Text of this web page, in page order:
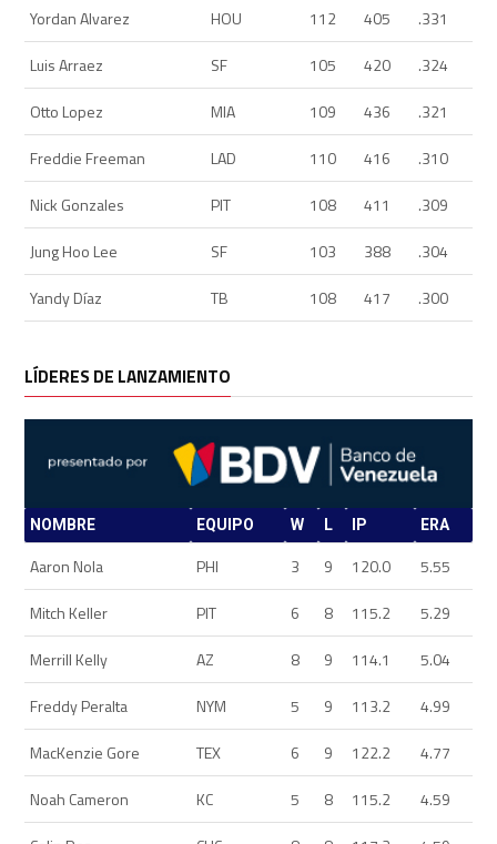
Yordan Alvarez HOU 112 405
.331
Luis Arraez
SF 105 420
.324
Otto Lopez
MIA 109 436
.321
Freddie Freeman
LAD 110 416
.310
Nick Gonzales
PIT 108 411
.309
Jung Hoo Lee
SF 103 388
.304
Yandy Díaz
TB 108 417 .300
LÍDERES DE LANZAMIENTO
NOMBRE EQUIPO W L IP ERA
Aaron Nola PHI 3 9 120.0
5.55
Mitch Keller
PIT 6 8 115.2
5.29
Merrill Kelly
AZ 8 9 114.1
5.04
Freddy Peralta
NYM 5 9 113.2
4.99
MacKenzie Gore
TEX 6 9 122.2
4.77
Noah Cameron
KC 5 8 115.2
4.59